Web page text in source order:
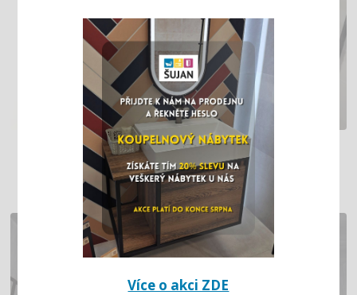
RD – DVĚ KOUPELNY V JEDNOM STYLU
Více o akci ZDE